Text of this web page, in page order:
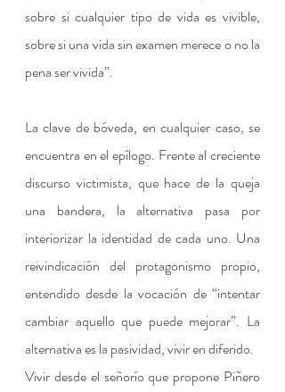
sobre si cualquier tipo de vida es vivible,
sobre si una vida sin examen merece o no la
pena ser vivida”.
La clave de bóveda, en cualquier caso, se
encuentra en el epílogo. Frente al creciente
discurso victimista, que hace de la queja
una bandera, la alternativa pasa por
interiorizar la identidad de cada uno. Una
reivindicación del protagonismo propio,
entendido desde la vocación de “intentar
cambiar aquello que puede mejorar”. La
alternativa es la pasividad, vivir en diferido.
Vivir desde el señorío que propone Piñero